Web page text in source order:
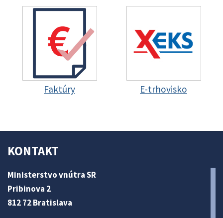
Faktúry E-trhovisko
KONTAKT
Ministerstvo vnútra SR
Pribinova 2
812 72 Bratislava